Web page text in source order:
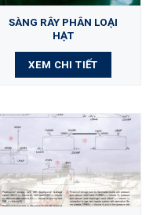
SÀNG RÂY PHÂN LOẠI
HẠT
XEM CHI TIẾT